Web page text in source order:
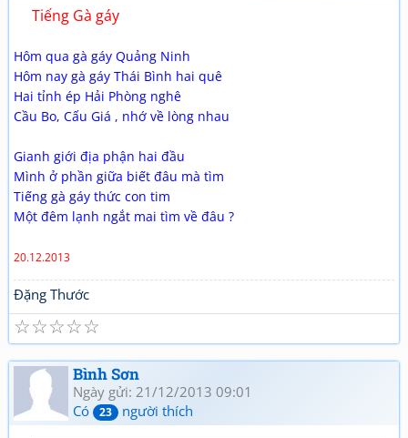
Tiếng Gà gáy
Hôm qua gà gáy Quảng Ninh
Hôm nay gà gáy Thái Bình hai quê
Hai tỉnh ép Hải Phòng nghê
Cầu Bo, Cấu Giá , nhớ về lòng nhau
Gianh giới địa phận hai đầu
Mình ở phần giữa biết đâu mà tìm
Tiếng gà gáy thức con tim
Một đêm lạnh ngắt mai tìm về đâu ?
20.12.2013
Đặng Thước
☆
☆
☆
☆
☆
Bình Sơn
Ngày gửi: 21/12/2013 09:01
Có
23 người thích